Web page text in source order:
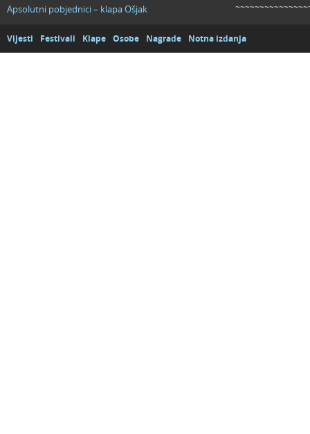
Apsolutni pobjednici – klapa Ošjak
Vijesti Festivali Klape Osobe Nagrade Notna izdanja